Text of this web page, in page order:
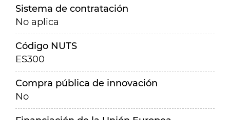
Sistema de contratación
No aplica
Código NUTS
ES300
Compra pública de innovación
No